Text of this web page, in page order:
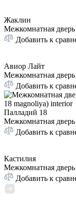
Жаклин
Межкомнатная дверь
Добавить к
Авиор Лайт
Межкомнатная дверь
Добавить к
Палладий 18
Межкомнатная дверь
Добавить к
Кастилия
Межкомнатная дверь
Добавить к